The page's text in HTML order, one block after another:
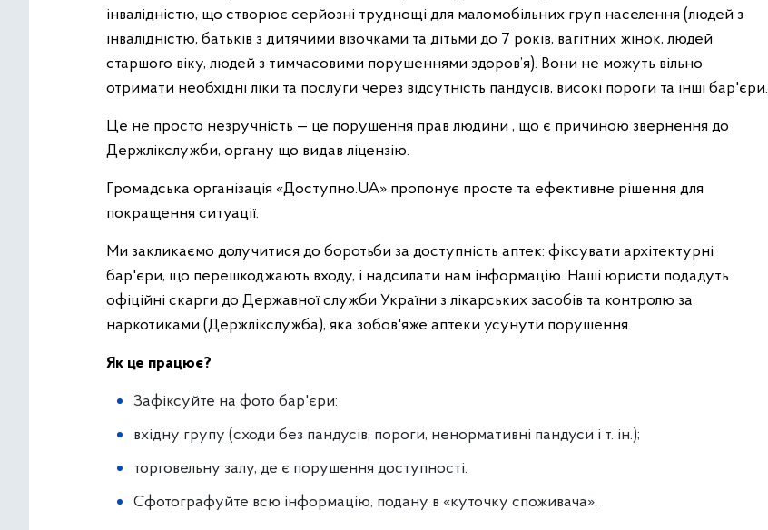
інвалідністю, що створює серйозні труднощі для маломобільних груп населення (людей з
інвалідністю, батьків з дитячими візочками та дітьми до 7 років, вагітних жінок, людей
старшого віку, людей з тимчасовими порушеннями здоров’я). Вони не можуть вільно
отримати необхідні ліки та послуги через відсутність пандусів, високі пороги та інші бар'єри.
Це не просто незручність — це порушення прав людини , що є причиною звернення до
Держлікслужби, органу що видав ліцензію.
Громадська організація «Доступно.UA» пропонує просте та ефективне рішення для
покращення ситуації.
Ми закликаємо долучитися до боротьби за доступність аптек: фіксувати архітектурні
бар'єри, що перешкоджають входу, і надсилати нам інформацію. Наші юристи подадуть
офіційні скарги до Державної служби України з лікарських засобів та контролю за
наркотиками (Держлікслужба), яка зобов'яже аптеки усунути порушення.
Як це працює?
Зафіксуйте на фото бар'єри:
вхідну групу (сходи без пандусів, пороги, ненормативні пандуси і т. ін.);
торговельну залу, де є порушення доступності.
Сфотографуйте всю інформацію, подану в «куточку споживача».